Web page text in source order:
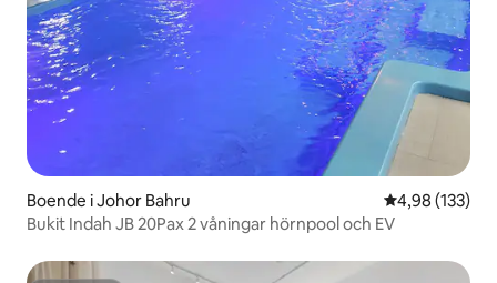
Boende i Johor Bahru 4,98 av 5 i
4,98 (133)
Bukit Indah JB 20Pax 2 våningar hörnpool och EV